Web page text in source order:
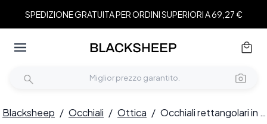
SPEDIZIONE GRATUITA PER ORDINI SUPERIORI A 69,27 €
Blacksheep / Occhiali / Ottica / Occhiali rettangolari in titanio effetto tartaruga #BS1913-0268